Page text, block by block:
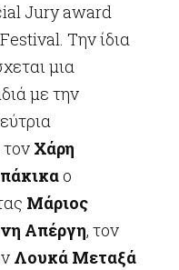
Jury award
Την ίδια
μια
με την
τον Χάρη
ο
Μάριος
Απέργη, τον
Λουκά Μεταξά